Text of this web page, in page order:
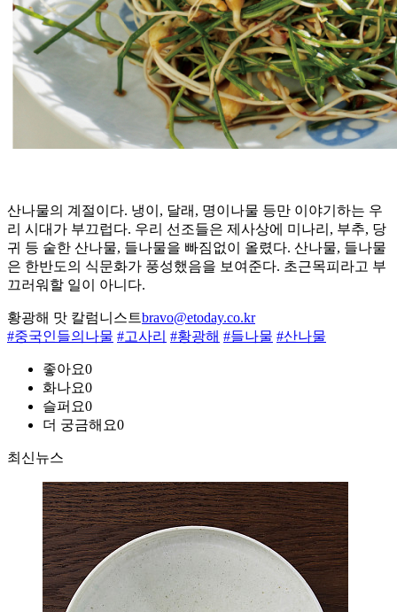
산나물의 계절이다. 냉이, 달래, 명이나물 등만 이야기하는 우
리 시대가 부끄럽다. 우리 선조들은 제사상에 미나리, 부추, 당
귀 등 숱한 산나물, 들나물을 빠짐없이 올렸다. 산나물, 들나물
은 한반도의 식문화가 풍성했음을 보여준다. 초근목피라고 부
끄러워할 일이 아니다.
황광해 맛 칼럼니스트bravo@etoday.co.kr
#중국인들의나물 #고사리 #황광해 #들나물 #산나물
좋아요0
화나요0
슬퍼요0
더 궁금해요0
최신뉴스